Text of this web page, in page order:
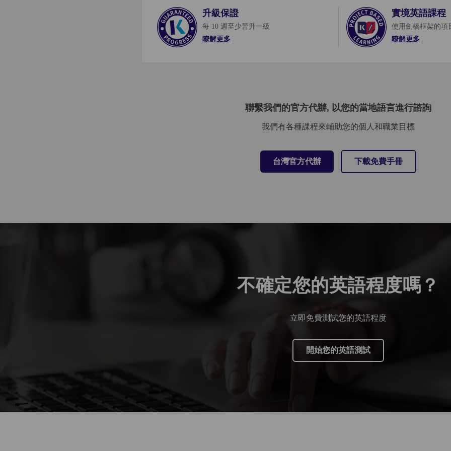
升級保證
每 10 週至少晉升一級
瞭解更多
實境英語課程
使用劍橋框架的項
瞭解更多
聯繫我們的官方代辦, 以您的當地語言進行諮詢
我們有各種課程來輔助您的個人和職業目標
台灣官方代辦 下載免費手冊
不確定您的英語程度嗎？
立即免費測試您的英語程度
開始您的英語測試